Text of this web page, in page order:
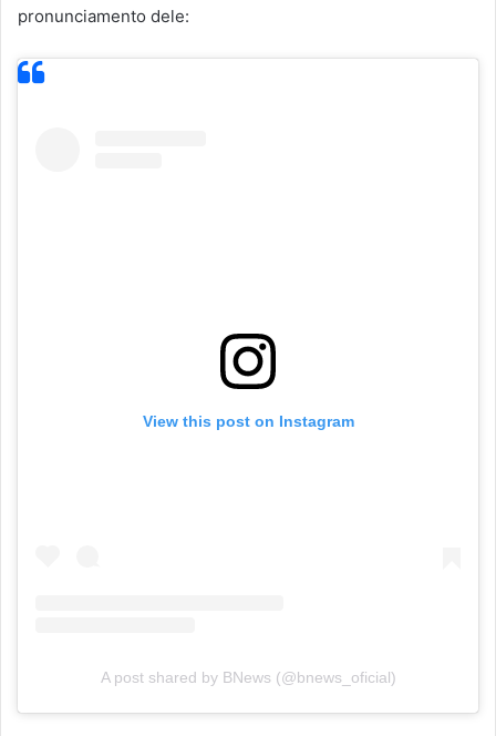
pronunciamento dele:
View this post on Instagram
A post shared by BNews (@bnews_oficial)